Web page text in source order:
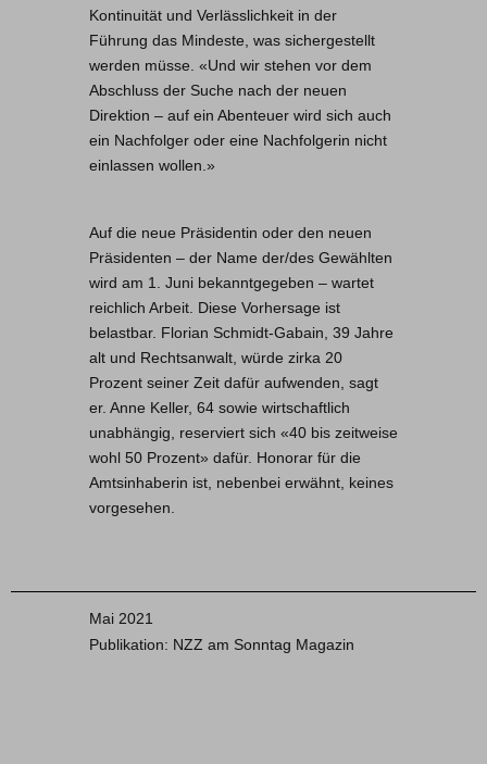
Kontinuität und Verlässlichkeit in der
Führung das Mindeste, was sichergestellt
werden müsse. «Und wir stehen vor dem
Abschluss der Suche nach der neuen
Direktion – auf ein Abenteuer wird sich auch
ein Nachfolger oder eine Nachfolgerin nicht
einlassen wollen.»
Auf die neue Präsidentin oder den neuen
Präsidenten – der Name der/des Gewählten
wird am 1. Juni bekanntgegeben – wartet
reichlich Arbeit. Diese Vorhersage ist
belastbar. Florian Schmidt-Gabain, 39 Jahre
alt und Rechtsanwalt, würde zirka 20
Prozent seiner Zeit dafür aufwenden, sagt
er. Anne Keller, 64 sowie wirtschaftlich
unabhängig, reserviert sich «40 bis zeitweise
wohl 50 Prozent» dafür. Honorar für die
Amtsinhaberin ist, nebenbei erwähnt, keines
vorgesehen.
Mai 2021
Publikation: NZZ am Sonntag Magazin